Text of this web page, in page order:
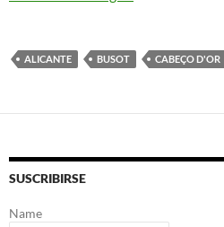
ALICANTE BUSOT CABEÇO D'OR
SUSCRIBIRSE
Name